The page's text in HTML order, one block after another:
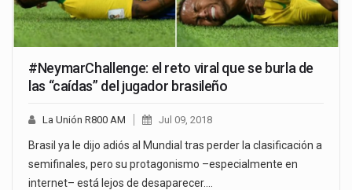
#NeymarChallenge: el reto viral que se burla de
las “caídas” del jugador brasileño
La Unión R800 AM Jul 09, 2018
Brasil ya le dijo adiós al Mundial tras perder la clasificación a
semifinales, pero su protagonismo –especialmente en
internet– está lejos de desaparecer.…